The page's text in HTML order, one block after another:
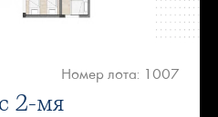
Номер лота: 1007
2-мя